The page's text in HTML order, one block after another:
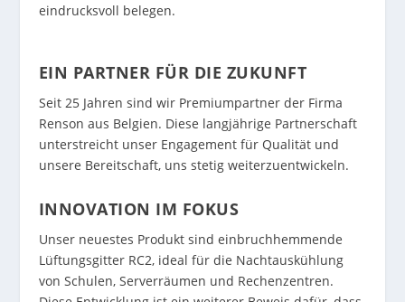
eindrucksvoll belegen.
EIN PARTNER FÜR DIE ZUKUNFT
Seit 25 Jahren sind wir Premiumpartner der Firma
Renson aus Belgien. Diese langjährige Partnerschaft
unterstreicht unser Engagement für Qualität und
unsere Bereitschaft, uns stetig weiterzuentwickeln.
INNOVATION IM FOKUS
Unser neuestes Produkt sind einbruchhemmende
Lüftungsgitter RC2, ideal für die Nachtauskühlung
von Schulen, Serverräumen und Rechenzentren.